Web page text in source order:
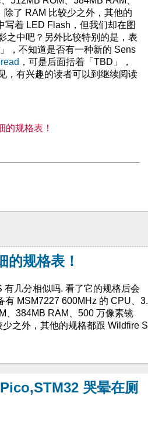
了 RAM 比较少之外，其他的
写着 LED Flash，但我们却在图
之中吧？另外比较特别的是，表
，不知道是否有一种新的 Sens
，可是后面括着「TBD」，
，有兴趣的读者可以到继续阅读
的规格表！
的规格表！
几分相似吗. 看了它的规格后会
MSM7227 600MHz 的 CPU、3.
、384MB RAM、500 万像素镜
之外，其他的规格都跟 Wildfire S
哭晕在厕